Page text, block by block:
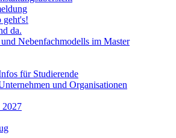
geht's!
da.
Nebenfachmodells im Master
für Studierende
und Organisationen
2027